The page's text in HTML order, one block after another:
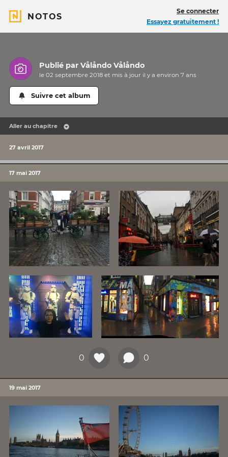
NOTOS
Se connecter
Essayez gratuitement !
Publié parVålåndo Vålåndo
le 02 septembre 2018 et mis à jour il y aenviron 7 ans
Suivre cet album
Aller au chapitre
27 avril 2017
17 mai 2017
0 0
19 mai 2017